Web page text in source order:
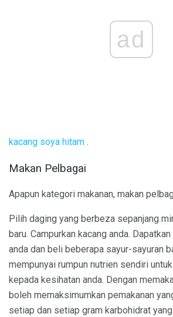
ad
kacang soya hitam .
Makan Pelbagai
Apapun kategori makanan, makan
Pilih daging yang berbeza sepanjang
baru. Campurkan kacang anda.
anda dan beli beberapa sayur-sayuran
mempunyai rumpun nutrien sendiri
kepada kesihatan anda. Dengan
boleh memaksimumkan pemakanan
setiap dan setiap gram karbohidrat yang